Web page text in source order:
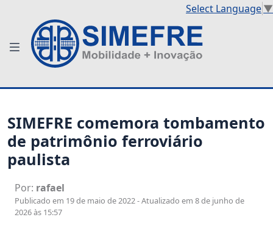
Select Language▼
SIMEFRE comemora tombamento
de patrimônio ferroviário
paulista
Por: rafael
Publicado em 19 de maio de 2022 - Atualizado em 8 de junho de
2026 às 15:57